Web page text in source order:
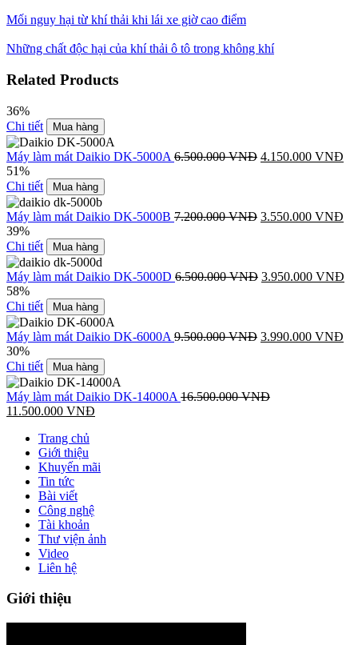
Mối nguy hại từ khí thải khi lái xe giờ cao điểm
Những chất độc hại của khí thải ô tô trong không khí
Related Products
36%
Chi tiết
Mua hàng
Máy làm mát Daikio DK-5000A 6.500.000VNĐ 4.150.000 VNĐ
51%
Chi tiết
Mua hàng
Máy làm mát Daikio DK-5000B 7.200.000VNĐ 3.550.000 VNĐ
39%
Chi tiết
Mua hàng
Máy làm mát Daikio DK-5000D 6.500.000VNĐ 3.950.000 VNĐ
58%
Chi tiết
Mua hàng
Máy làm mát Daikio DK-6000A 9.500.000VNĐ 3.990.000 VNĐ
30%
Chi tiết
Mua hàng
Máy làm mát Daikio DK-14000A 16.500.000VNĐ
11.500.000 VNĐ
Trang chủ
Giới thiệu
Khuyến mãi
Tin tức
Bài viết
Công nghệ
Tài khoản
Thư viện ảnh
Video
Liên hệ
Giới thiệu